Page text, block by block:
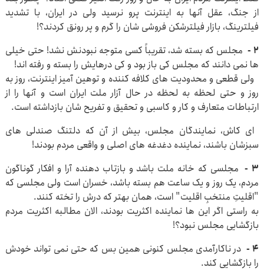
از جنگ، عقل آنها به اینترنت پرو نرسید ولی در ایران، با تشدید
فیلترینگ، بازار فیلترشکن فروشی شان را گرم و پر رونق کردند؟!
۲ -
مجلس که بسته شد، تقریباً کسی متوجه نبودنش نشد! حتی خیلی
ها نمی دانند که مجلس کی باز بود و کی درهایش را بسته و رفته اند!
ولی قطعی و محدودیت های کلافه کننده و توهین آمیز اینترنت، روز به
روز و حتی لحظه به لحظه در حال آزار ملت ایران است و آنها را از
ارتباطات متعارف و کار و کاسبی و تحقیق و تفریح شان بازداشته است.
ای کاش، نمایندگان مجلس، بیش از آن که دلتنگ صندلی های
سبزشان باشند، نماینده دغدغه های اصلی و واقعی مردم بودند!
۳ - مجلسی که خانه ملت باشد و بازتاب دهنده آرا و افکار گوناگون
مردم، یک روز و یک ساعت هم بسته باشد، خسران است ولی مجلسی که
"اقلیتِ منتخبِ اقلیت" است، همان بهتر که درش را تخته کنند.
به راستی اگر این ها نماینده اکثریت بودند، الان مطالبه اکثریت مردم
بازگشایی مجلس نبود؟!
۴ -
در ناکارآمدی مجلس کنونی همین بس که حتی نمی تواند خودش
را بازگشایی کند.